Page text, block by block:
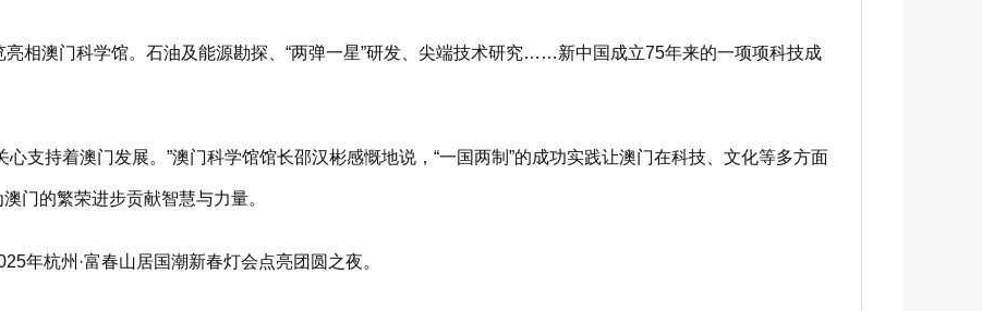
相澳门科学馆。石油及能源勘探、“两弹一星”研发、尖端技术研究……新中国成立75年来的一项项科技成
持着澳门发展。”澳门科学馆馆长邵汉彬感慨地说，“一国两制”的成功实践让澳门在科技、文化等多方面
门的繁荣进步贡献智慧与力量。
杭州·富春山居国潮新春灯会点亮团圆之夜。